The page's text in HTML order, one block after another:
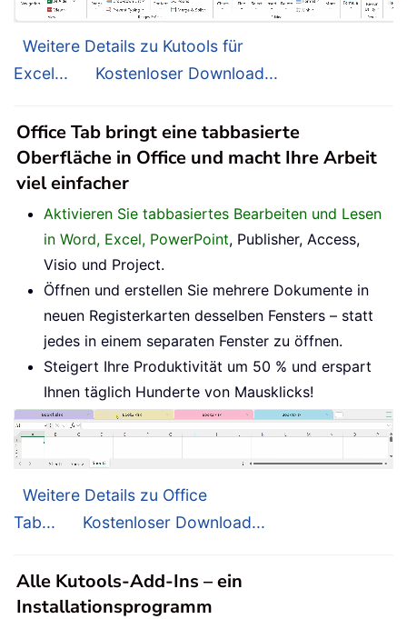
Weitere Details zu Kutools für
Excel...
Kostenloser Download...
Office Tab bringt eine tabbasierte
Oberfläche in Office und macht Ihre Arbeit
viel einfacher
Aktivieren Sie tabbasiertes Bearbeiten und Lesen
in Word, Excel, PowerPoint, Publisher, Access,
Visio und Project.
Öffnen und erstellen Sie mehrere Dokumente in
neuen Registerkarten desselben Fensters – statt
jedes in einem separaten Fenster zu öffnen.
Steigert Ihre Produktivität um 50 % und erspart
Ihnen täglich Hunderte von Mausklicks!
Weitere Details zu Office
Tab...
Kostenloser Download...
Alle Kutools-Add-Ins – ein
Installationsprogramm